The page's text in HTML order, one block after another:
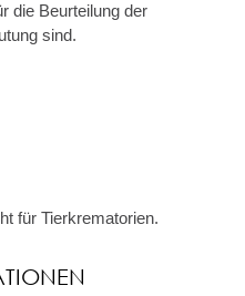
die Beurteilung der
sind.
für Tierkrematorien.